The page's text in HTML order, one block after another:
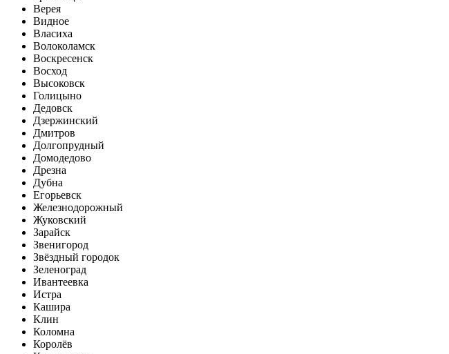
Верея
Видное
Власиха
Волоколамск
Воскресенск
Восход
Высоковск
Голицыно
Дедовск
Дзержинский
Дмитров
Долгопрудный
Домодедово
Дрезна
Дубна
Егорьевск
Железнодорожный
Жуковский
Зарайск
Звенигород
Звёздный городок
Зеленоград
Ивантеевка
Истра
Кашира
Клин
Коломна
Королёв